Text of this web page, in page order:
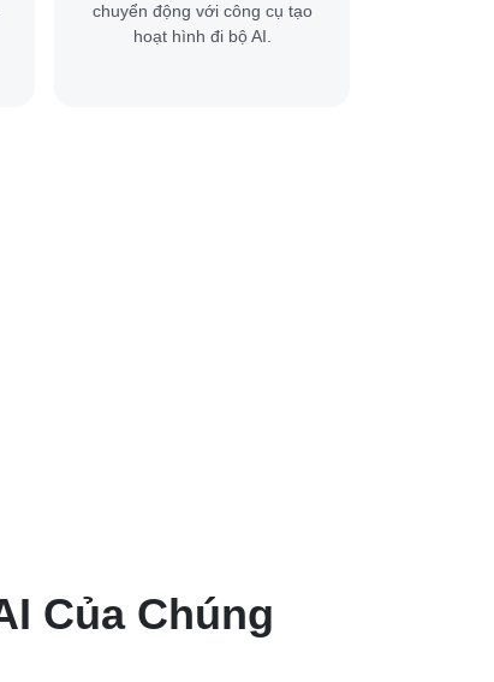
chuyển động với công cụ tạo
hoạt hình đi bộ AI.
Của Chúng